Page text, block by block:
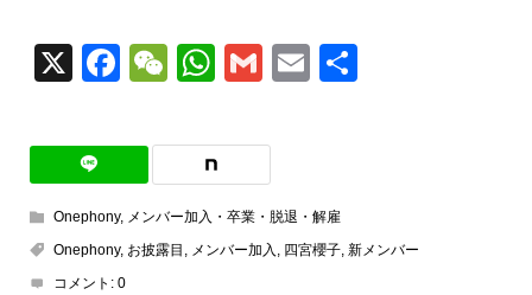
X Facebook
WeChat
WhatsApp
GmailEmail
Onephony, メンバー加入・卒業・脱退・解雇
Onephony, お披露目 メンバー加入 四宮櫻子, 新メンバー
コメント: 0